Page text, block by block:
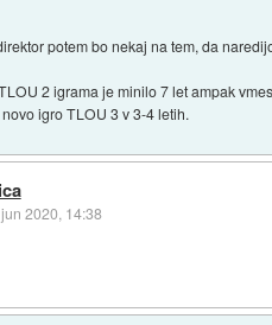
potem bo nekaj na tem, da
2 igrama je minilo 7 let ampak
igro TLOU 3 v 3-4 letih.
2020, 14:38